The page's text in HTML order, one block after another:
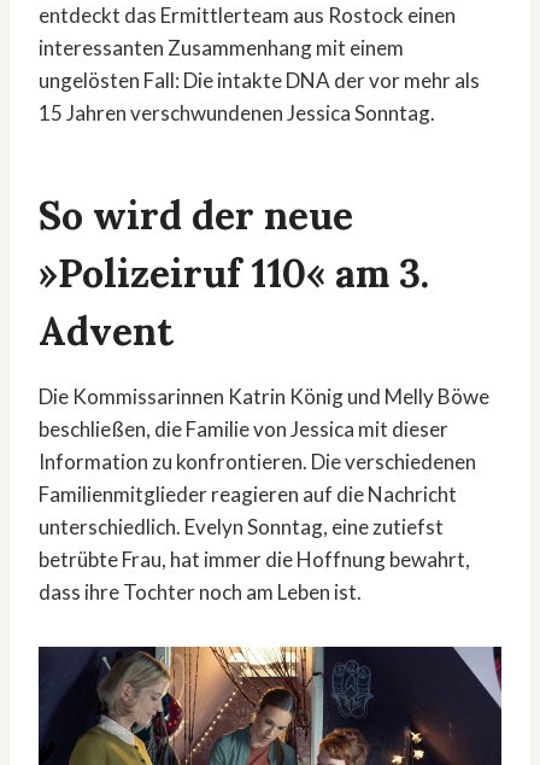
entdeckt das Ermittlerteam aus Rostock einen
interessanten Zusammenhang mit einem
ungelösten Fall: Die intakte DNA der vor mehr als
15 Jahren verschwundenen Jessica Sonntag.
So wird der neue
»Polizeiruf 110« am 3.
Advent
Die Kommissarinnen Katrin König und Melly Böwe
beschließen, die Familie von Jessica mit dieser
Information zu konfrontieren. Die verschiedenen
Familienmitglieder reagieren auf die Nachricht
unterschiedlich. Evelyn Sonntag, eine zutiefst
betrübte Frau, hat immer die Hoffnung bewahrt,
dass ihre Tochter noch am Leben ist.